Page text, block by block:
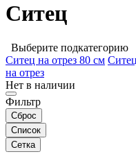
Ситец
Выберите подкатегорию
Ситец на отрез 80 см
на отрез
Нет в наличии
Фильтр
Сброс
Список
Сетка